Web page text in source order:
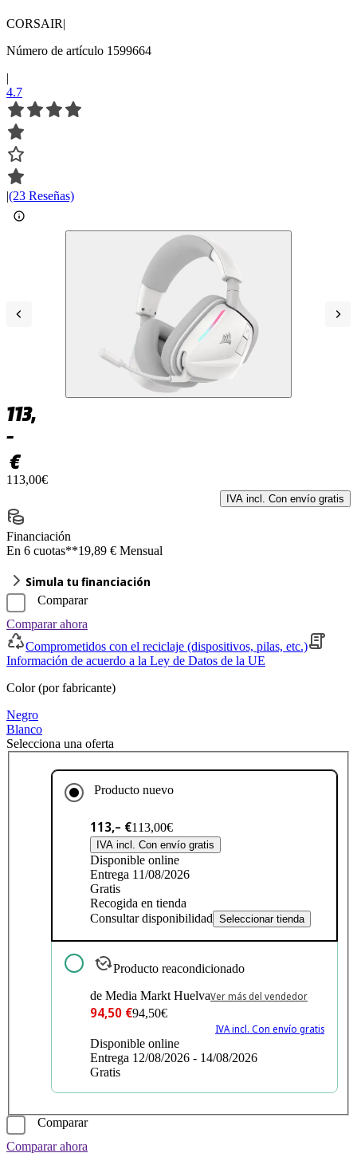
CORSAIR|
Número de artículo 1599664
|
4.7
|(23 Reseñas)
113,
–
€
113,00€
IVA incl. Con envío gratis
Financiación
En 6 cuotas**19,89 € Mensual
Simula tu financiación
Comparar
Comparar ahora
Comprometidos con el reciclaje (dispositivos, pilas, etc.)
Información de acuerdo a la Ley de Datos de la UE
Color (por fabricante)
Negro
Blanco
Selecciona una oferta
Producto nuevo
113,– €113,00€
IVA incl. Con envío gratis
Disponible online
Entrega 11/08/2026
Gratis
Recogida en tienda
Consultar disponibilidad Seleccionar tienda
Producto reacondicionado
de Media Markt HuelvaVer más del vendedor
94,50 €94,50€
IVA incl. Con envío gratis
Disponible online
Entrega 12/08/2026 - 14/08/2026
Gratis
Comparar
Comparar ahora